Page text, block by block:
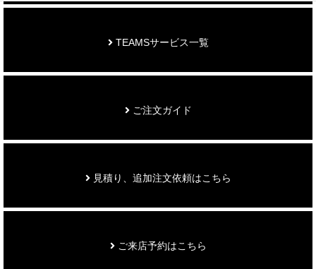
TEAMSサービス一覧
ご注文ガイド
見積り、追加注文依頼はこちら
ご来店予約はこちら